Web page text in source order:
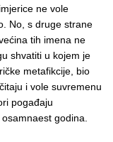
ne vole
No, s druge strane
tih imena ne
shvatiti u kojem je
metafikcije, bio
i vole suvremenu
pogađaju
godina.